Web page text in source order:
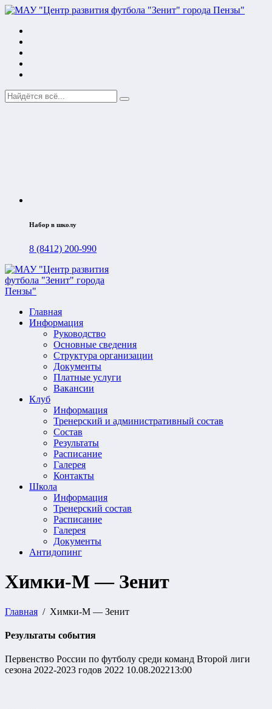
Набор в школу
8 (8412) 200-990
Главная
Информация
Руководство
Основные сведения
Структура организации
Документы
Платные услуги
Вакансии
Клуб
Информация
Тренерский и административный состав
Состав
Результаты
Расписание
Галерея
Контакты
Школа
Информация
Тренерский состав
Расписание
Галерея
Документы
Антидопинг
Химки-М — Зенит
Главная Химки-М — Зенит
Результаты события
Первенство России по футболу среди команд Второй лиги
сезона 2022-2023 годов 2022 10.08.202213:00